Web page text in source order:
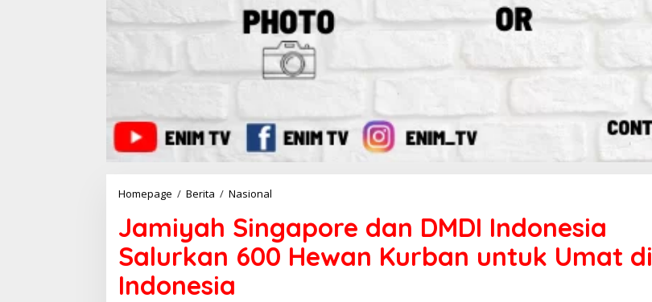
Homepage / Berita / Nasional
m
i
y
a
Jamiyah Singapore dan DMDI Indonesia
Salurkan 600 Hewan Kurban untuk Umat di
Indonesia